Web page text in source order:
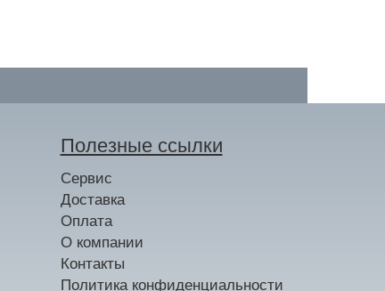
Полезные ссылки
Сервис
Доставка
Оплата
О компании
Контакты
Политика конфиденциальности